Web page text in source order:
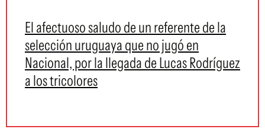
El afectuoso saludo de un referente de la
selección uruguaya que no jugó en
Nacional, por la llegada de Lucas Rodríguez
a los tricolores